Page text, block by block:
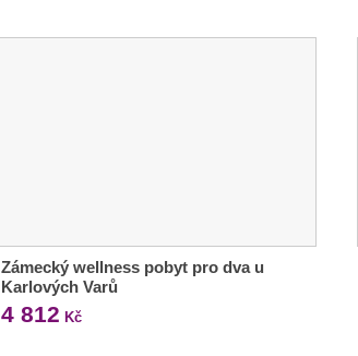
Zámecký wellness pobyt pro dva u
Karlových Varů
4 812 Kč